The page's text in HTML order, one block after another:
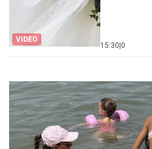
VIDEO
15:30 0